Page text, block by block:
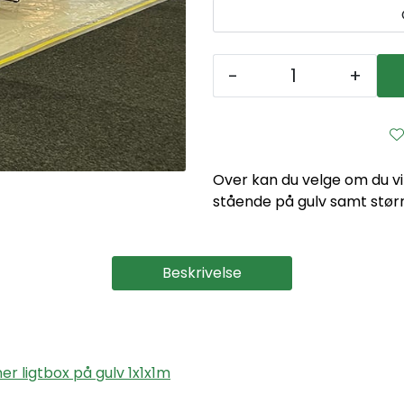
- +
Over kan du velge om du
stående på gulv samt
Beskrivelse
ligtbox på gulv 1x1x1m